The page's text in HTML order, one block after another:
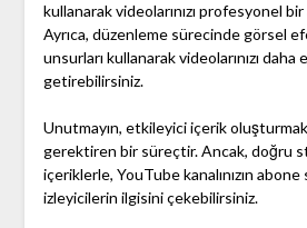
kullanarak videolarınızı profesyonel
Ayrıca, düzenleme sürecinde görsel
unsurları kullanarak videolarınızı
getirebilirsiniz.
Unutmayın, etkileyici içerik
gerektiren bir süreçtir. Ancak, doğru
içeriklerle, YouTube kanalınızın abone
izleyicilerin ilgisini çekebilirsiniz.